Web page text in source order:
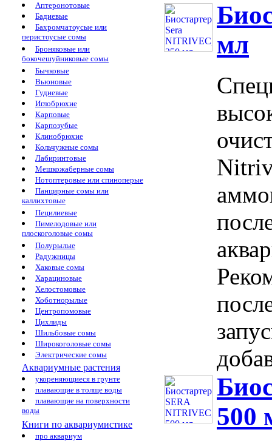
Аптеронотовые
Бадиевые
Бахромчатоусые или
перистоусые сомы
Броняковые или
бокочешуйниковые сомы
Бычковые
Вьюновые
Гудиевые
Иглобрюхие
Карповые
Карпозубые
Клинобрюхие
Кольчужные сомы
Лабиринтовые
Мешкожаберные сомы
Нотоптеровые или спиноперые
Панцирные сомы или
каллихтовые
Пецилиевые
Пимелодовые или
плоскоголовые сомы
Полурылые
Радужницы
Хаковые сомы
Харациновые
Хелостомовые
Хоботнорылые
Центропомовые
Цихлиды
Шильбовые сомы
Широкоголовые сомы
Электрические сомы
Аквариумные растения
укореняющиеся в грунте
плавающие в толще воды
плавающие на поверхности
воды
Книги по аквариумистике
про аквариум
мл
500